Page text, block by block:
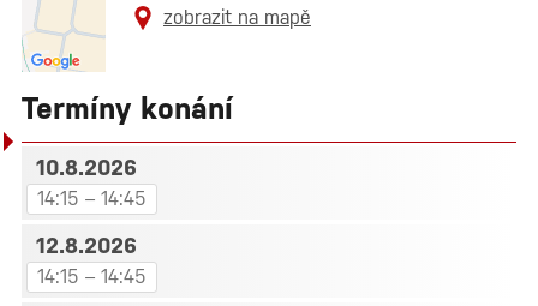
zobrazit na mapě
Termíny konání
10.8.2026
14:15 – 14:45
12.8.2026
14:15 – 14:45